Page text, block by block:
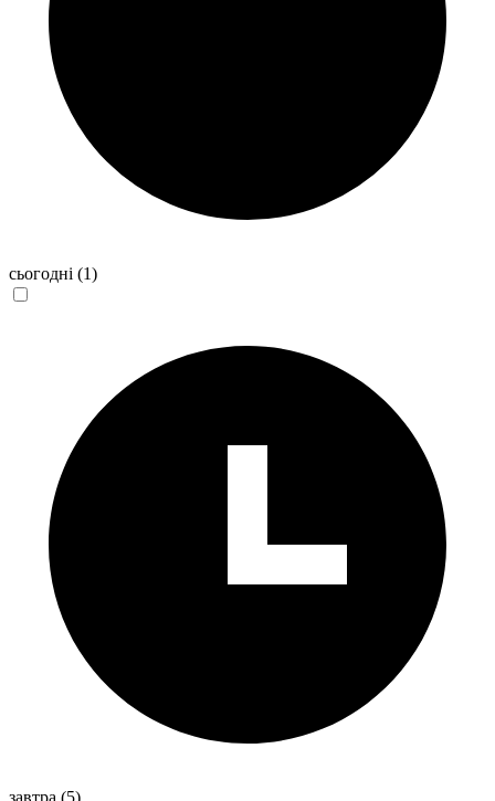
сьогодні (1)
завтра (5)